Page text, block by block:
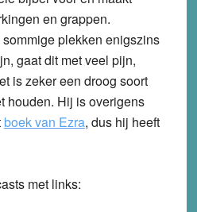
en grappen.
plekken enigszins
gaat dit met veel pijn,
is zeker een droog soort
houden. Hij is overigens
boek van Ezra, dus hij heeft
met links: